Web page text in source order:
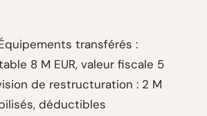
transférés :
8 M EUR, valeur fiscale 5
de restructuration : 2 M
déductibles